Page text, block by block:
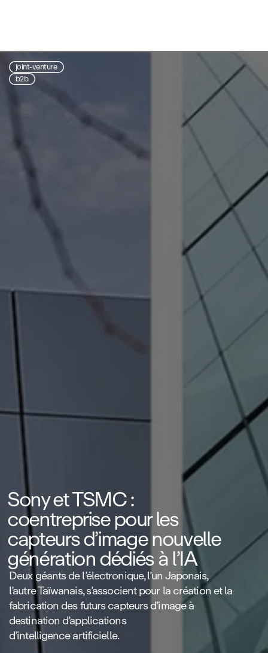
joint-venture
b2b
Sony et TSMC :
coentreprise pour les
capteurs d’image nouvelle
génération dédiés à l’IA
Deux géants de l’électronique, l’un Japonais,
l’autre Taïwanais, s’associent pour la création et la
fabrication des futurs capteurs d’image à
destination d’applications
d’intelligence artificielle.